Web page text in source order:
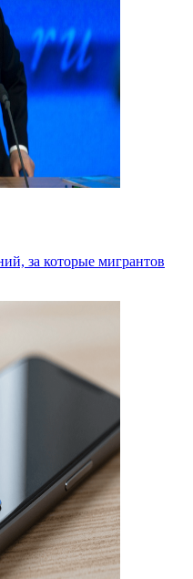
за которые мигрантов